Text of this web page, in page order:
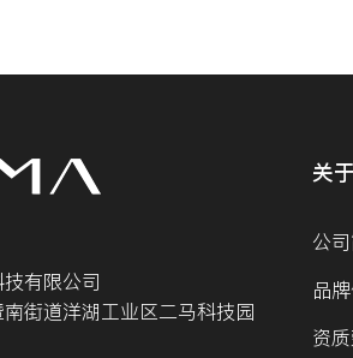
有限公司
街道洋湖工业区二马科技园
关
公
品
资